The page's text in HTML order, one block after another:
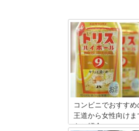
コンビニでおすすめ
王道から女性向け
をご紹介